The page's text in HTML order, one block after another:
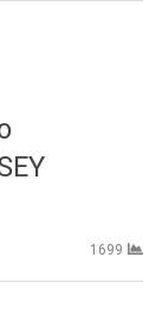
1699